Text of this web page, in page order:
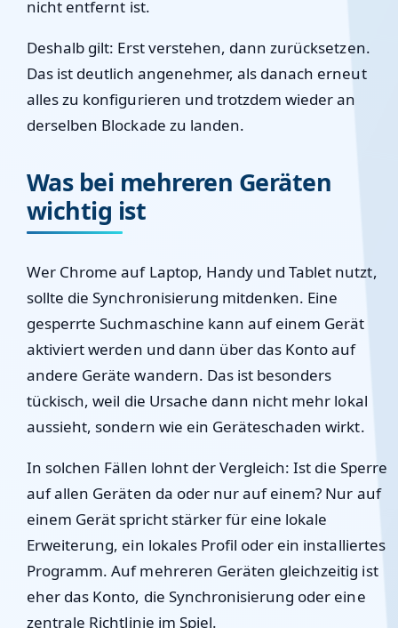
nicht entfernt ist.
Deshalb gilt: Erst verstehen, dann zurücksetzen.
Das ist deutlich angenehmer, als danach erneut
alles zu konfigurieren und trotzdem wieder an
derselben Blockade zu landen.
Was bei mehreren Geräten
wichtig ist
Wer Chrome auf Laptop, Handy und Tablet nutzt,
sollte die Synchronisierung mitdenken. Eine
gesperrte Suchmaschine kann auf einem Gerät
aktiviert werden und dann über das Konto auf
andere Geräte wandern. Das ist besonders
tückisch, weil die Ursache dann nicht mehr lokal
aussieht, sondern wie ein Geräteschaden wirkt.
In solchen Fällen lohnt der Vergleich: Ist die Sperre
auf allen Geräten da oder nur auf einem? Nur auf
einem Gerät spricht stärker für eine lokale
Erweiterung, ein lokales Profil oder ein installiertes
Programm. Auf mehreren Geräten gleichzeitig ist
eher das Konto, die Synchronisierung oder eine
zentrale Richtlinie im Spiel.